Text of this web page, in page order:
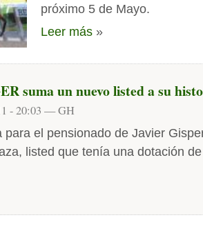
próximo 5 de Mayo.
Leer más »
suma un nuevo listed a su
- 20:03 — GH
para el pensionado de Javier
listed que tenía una dotación